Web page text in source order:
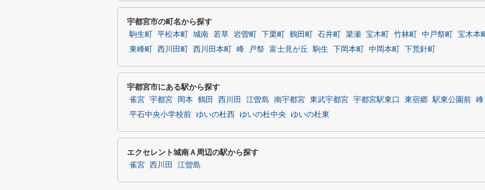
宇都宮市の町名から探す
駒生町 平松本町 城南 若草 岩曽町 下栗町 鶴田町 石井町 簗瀬 宝木町 竹林町 中戸祭町 宝木本町
東峰町
西川田町 西川田本町 峰 戸祭 富士見が丘 駒生 下岡本町 中岡本町 下荒針町
宇都宮市にある駅から探す
雀宮 宇都宮 岡本 鶴田 西川田 江曽島 南宇都宮 東武宇都宮 宇都宮駅東口 東宿郷 駅東公園前 峰
平石中央小学校前 ゆいの杜西 ゆいの杜中央 ゆいの杜東
エクセレント城南Ａ周辺の駅から探す
雀宮 西川田 江曽島